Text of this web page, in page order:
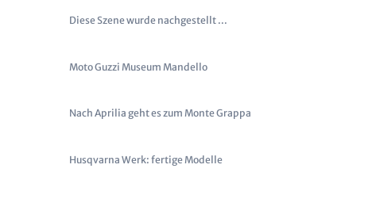
Diese Szene wurde nachgestellt ...
Moto Guzzi Museum Mandello
Nach Aprilia geht es zum Monte Grappa
Husqvarna Werk: fertige Modelle